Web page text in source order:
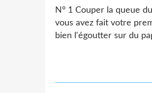
N° 1 Couper la queue
vous avez fait votre
bien l'égoutter sur du